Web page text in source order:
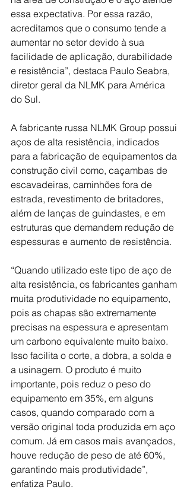
essa expectativa. Por essa razão,
acreditamos que o consumo tende a
aumentar no setor devido à sua
facilidade de aplicação, durabilidade
e resistência”, destaca Paulo Seabra,
diretor geral da NLMK para América
do Sul.
A fabricante russa NLMK Group possui
aços de alta resistência, indicados
para a fabricação de equipamentos da
construção civil como, caçambas de
escavadeiras, caminhões fora de
estrada, revestimento de britadores,
além de lanças de guindastes, e em
estruturas que demandem redução de
espessuras e aumento de resistência.
“Quando utilizado este tipo de aço de
alta resistência, os fabricantes ganham
muita produtividade no equipamento,
pois as chapas são extremamente
precisas na espessura e apresentam
um carbono equivalente muito baixo.
Isso facilita o corte, a dobra, a solda e
a usinagem. O produto é muito
importante, pois reduz o peso do
equipamento em 35%, em alguns
casos, quando comparado com a
versão original toda produzida em aço
comum. Já em casos mais avançados,
houve redução de peso de até 60%,
garantindo mais produtividade”,
enfatiza Paulo.